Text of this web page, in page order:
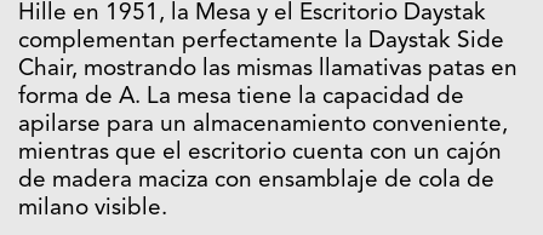
Hille en 1951, la Mesa y el Escritorio Daystak
complementan perfectamente la Daystak Side
Chair, mostrando las mismas llamativas patas en
forma de A. La mesa tiene la capacidad de
apilarse para un almacenamiento conveniente,
mientras que el escritorio cuenta con un cajón
de madera maciza con ensamblaje de cola de
milano visible.